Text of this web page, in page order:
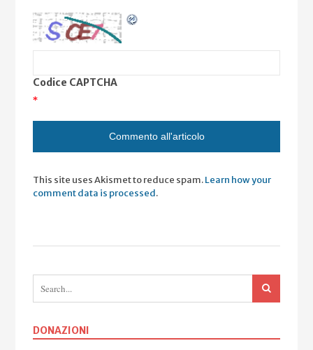
Codice CAPTCHA
*
This site uses Akismet to reduce spam.Learn how your
comment data is processed.
DONAZIONI